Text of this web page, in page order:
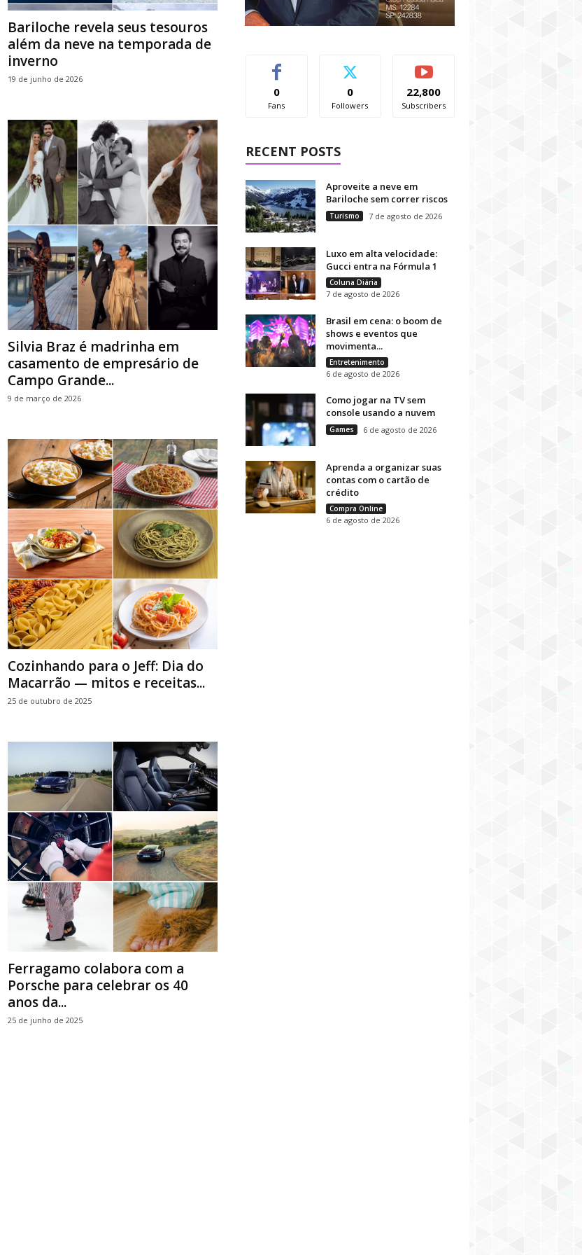
Bariloche revela seus tesouros
além da neve na temporada de
inverno
19 de junho de 2026
Silvia Braz é madrinha em
casamento de empresário de
Campo Grande...
9 de março de 2026
Cozinhando para o Jeff: Dia do
Macarrão — mitos e receitas...
25 de outubro de 2025
Ferragamo colabora com a
Porsche para celebrar os 40
anos da...
25 de junho de 2025
0
Fans
0
Followers
22,800
Subscribers
RECENT POSTS
Aproveite a neve em
Bariloche sem correr riscos
Turismo 7 de agosto de 2026
Luxo em alta velocidade:
Gucci entra na Fórmula 1
Coluna Diária
7 de agosto de 2026
Brasil em cena: o boom de
shows e eventos que
movimenta...
Entretenimento
6 de agosto de 2026
Como jogar na TV sem
console usando a nuvem
Games 6 de agosto de 2026
Aprenda a organizar suas
contas com o cartão de
crédito
Compra Online
6 de agosto de 2026